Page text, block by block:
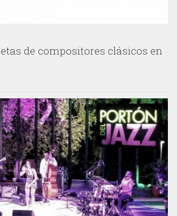
de compositores clásicos en